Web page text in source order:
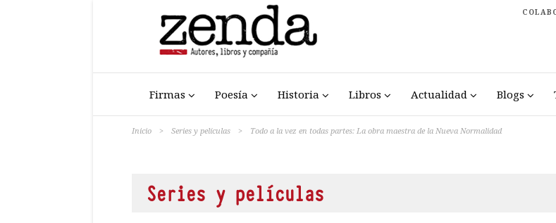
Firmas Poesía Historia Libros Actualidad Blogs
Inicio > Series y películas > Todo a la vez en todas partes: La obra maestra de la Nueva Normalidad
Series y películas